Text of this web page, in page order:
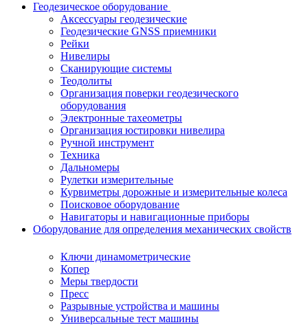
Геодезическое оборудование
Аксессуары геодезические
Геодезические GNSS приемники
Рейки
Нивелиры
Сканирующие системы
Теодолиты
Организация поверки геодезического
оборудования
Электронные тахеометры
Организация юстировки нивелира
Ручной инструмент
Техника
Дальномеры
Рулетки измерительные
Курвиметры дорожные и измерительные колеса
Поисковое оборудование
Навигаторы и навигационные приборы
Оборудование для определения механических свойств
Ключи динамометрические
Копер
Меры твердости
Пресс
Разрывные устройства и машины
Универсальные тест машины